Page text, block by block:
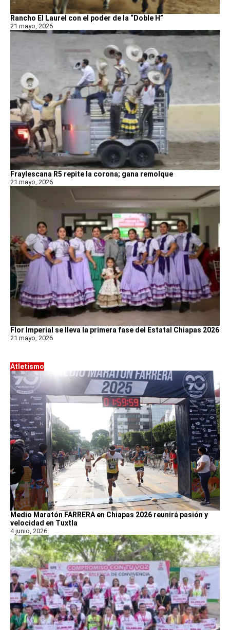
Rancho El Laurel con el poder de la “Doble H”
21 mayo, 2026
Fraylescana R5 repite la corona; gana remolque
21 mayo, 2026
Flor Imperial se lleva la primera fase del Estatal Chiapas 2026
21 mayo, 2026
Atletismo
Medio Maratón FARRERA en Chiapas 2026 reunirá pasión y
velocidad en Tuxtla
4 junio, 2026